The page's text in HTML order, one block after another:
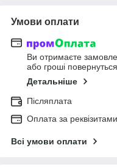
Умови оплати
Ви отримаєте
або гроші
Детальніше
Післяплата
Оплата за реквізитами
Всі умови оплати